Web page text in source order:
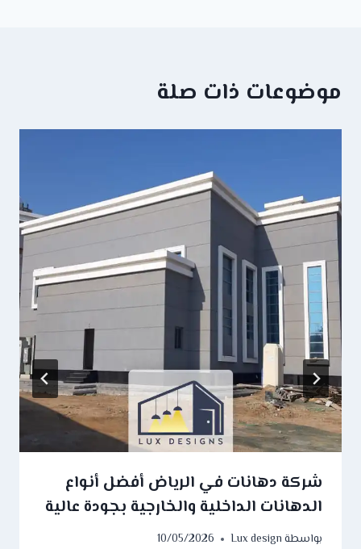
موضوعات ذات صلة
شركة دهانات في الرياض أفضل أنواع
الدهانات الداخلية والخارجية بجودة عالية
بواسطةLux design
10/05/2026